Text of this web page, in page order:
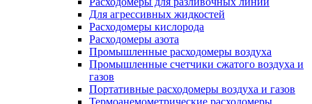
Для агрессивных жидкостей
Расходомеры кислорода
Расходомеры азота
Промышленные расходомеры воздуха
Промышленные счетчики сжатого воздуха и
газов
Портативные расходомеры воздуха и газов
Термоанемометрические расходомеры